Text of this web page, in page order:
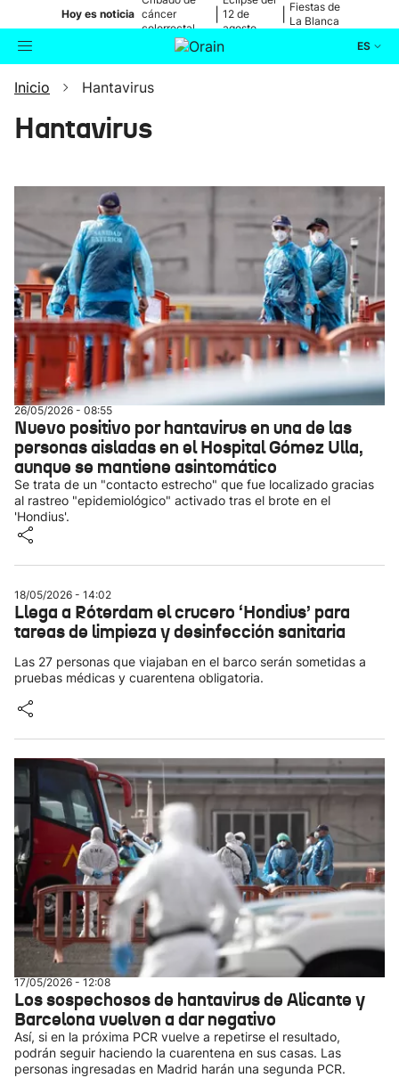
Hoy es noticia cáncer
colorrectal
12 de
agosto
Fiestas de
La Blanca
ES
Buscador
Cultura
Ikusmiran
Inicio Hantavirus
Hantavirus
26/05/2026 - 08:55
Nuevo positivo por hantavirus en una de las
personas aisladas en el Hospital Gómez Ulla,
aunque se mantiene asintomático
Se trata de un "contacto estrecho" que fue localizado gracias
al rastreo "epidemiológico" activado tras el brote en el
'Hondius'.
18/05/2026 - 14:02
Llega a Róterdam el crucero ‘Hondius’ para
tareas de limpieza y desinfección sanitaria
Las 27 personas que viajaban en el barco serán sometidas a
pruebas médicas y cuarentena obligatoria.
17/05/2026 - 12:08
Los sospechosos de hantavirus de Alicante y
Barcelona vuelven a dar negativo
Así, si en la próxima PCR vuelve a repetirse el resultado,
podrán seguir haciendo la cuarentena en sus casas. Las
personas ingresadas en Madrid harán una segunda PCR.